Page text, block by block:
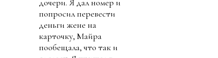
дочери. Я дал номер и
попросил перевести
деньги жене на
карточку, Майра
пообещала, что так и